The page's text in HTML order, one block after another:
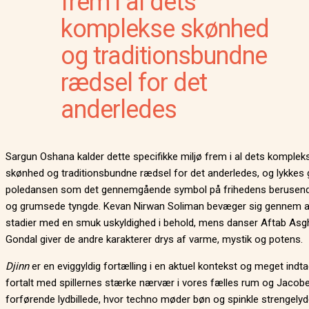
komplekse skønhed
og traditionsbundne
rædsel for det
anderledes
Sargun Oshana kalder dette specifikke miljø frem i al dets
skønhed og traditionsbundne rædsel for det anderledes, og lykkes
poledansen som det gennemgående symbol på frihedens
og grumsede tyngde. Kevan Nirwan Soliman bevæger sig gennem
stadier med en smuk uskyldighed i behold, mens danser Aftab
Gondal giver de andre karakterer drys af varme, mystik og potens.
Djinner en eviggyldig fortælling i en aktuel kontekst og meget
fortalt med spillernes stærke nærvær i vores fælles rum og
forførende lydbillede, hvor techno møder bøn og spinkle